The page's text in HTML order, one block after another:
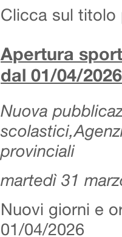
Clicca sul titolo
Apertura
dal 01/04/2026
Nuova
provinciali
martedì 31
Nuovi giorni e
01/04/2026